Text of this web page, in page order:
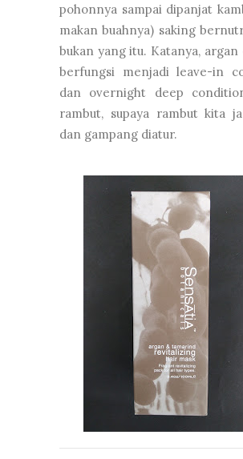
pohonnya sampai dipanjat
makan buahnya) saking
bukan yang itu. Katanya, argan
berfungsi menjadi leave-in
dan overnight deep
rambut, supaya rambut kita
dan gampang diatur.